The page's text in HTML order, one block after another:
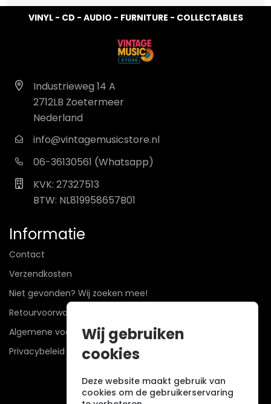
VINYL - CD - AUDIO - FURNITURE - COLLECTABLES
Industrieweg 14 A
2712LB Zoetermeer
Nederland
info@vintagemusicstore.nl
06-36130561 (Whatsapp)
KVK: 27327513
BTW: NL819958657B01
Informatie
Contact
Verzendkosten
Niet gevonden? Wij zoeken mee!
Retourvoorwaarden
Algemene voorwaarden
Privacybeleid
Wij gebruiken
cookies
Deze website maakt gebruik van
cookies om de gebruikerservaring